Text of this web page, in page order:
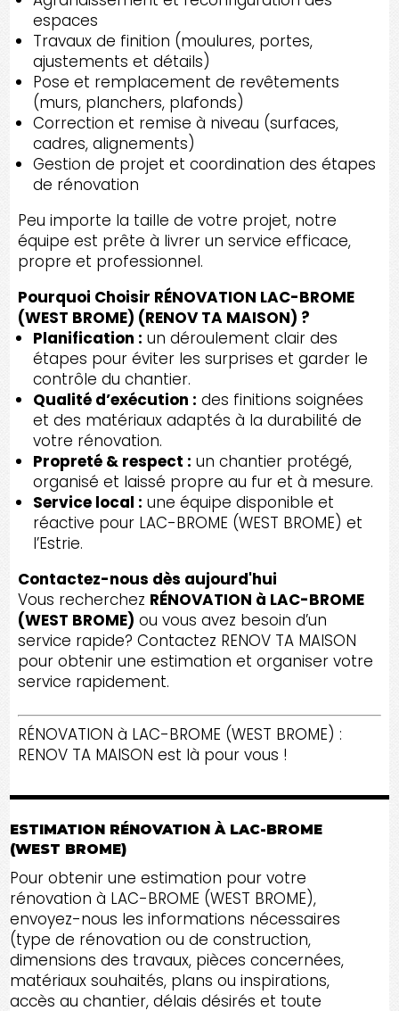
espaces
Travaux de finition (moulures, portes,
ajustements et détails)
Pose et remplacement de revêtements
(murs, planchers, plafonds)
Correction et remise à niveau (surfaces,
cadres, alignements)
Gestion de projet et coordination des étapes
de rénovation
Peu importe la taille de votre projet, notre
équipe est prête à livrer un service efficace,
propre et professionnel.
Pourquoi Choisir RÉNOVATION LAC-BROME
(WEST BROME) (RENOV TA MAISON) ?
Planification : un déroulement clair des
étapes pour éviter les surprises et garder le
contrôle du chantier.
Qualité d’exécution : des finitions soignées
et des matériaux adaptés à la durabilité de
votre rénovation.
Propreté & respect : un chantier protégé,
organisé et laissé propre au fur et à mesure.
Service local : une équipe disponible et
réactive pour LAC-BROME (WEST BROME) et
l’Estrie.
Contactez-nous dès aujourd'hui
Vous recherchez RÉNOVATION à LAC-BROME
(WEST BROME) ou vous avez besoin d’un
service rapide? Contactez RENOV TA MAISON
pour obtenir une estimation et organiser votre
service rapidement.
RÉNOVATION à LAC-BROME (WEST BROME) :
RENOV TA MAISON est là pour vous !
ESTIMATION RÉNOVATION À LAC-BROME
(WEST BROME)
Pour obtenir une estimation pour votre
rénovation à LAC-BROME (WEST BROME),
envoyez-nous les informations nécessaires
(type de rénovation ou de construction,
dimensions des travaux, pièces concernées,
matériaux souhaités, plans ou inspirations,
accès au chantier, délais désirés et toute